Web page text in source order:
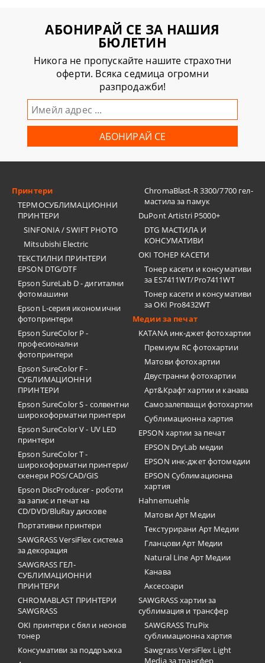
АБОНИРАЙ СЕ ЗА НАШИЯ
БЮЛЕТИН
Никога не пропускайте нашите страхотни
оферти. Всяка седмица огромни
разпродажби!
Принтери
ТЕРМОСУБЛИМАЦИОННИ
ПРИНТЕРИ
SINFONIA / SWIFT PHOTO
Mitsubishi Electric
ТЕКСТИЛНИ ПРИНТЕРИ
EPSON DTG/DTF
Epson SureLab D - дигитални
фотомашини
Epson L-серия икономични
фотопринтери
Epson SureColor P -
професионални
фотопринтери
Epson SureColor F -
СУБЛИМАЦИОННИ
ПРИНТЕРИ
Epson SureColor S - солвентни
широкоформатни принтери
Epson SureColor V - UV LED
принтери
Epson SureColor T -
широкоформатни принтери/
скенери POS/CAD/GIS
Epson DiscProducer - роботи
за запис и печат на
CD/DVD/BluRay дискове
Портативни принтери
SAWGRASS VersiFlex система
за декорация
SAWGRASS ГЕЛ-
СУБЛИМАЦИОННИ
ПРИНТЕРИ
CHROMABLAST ПРИНТЕРИ
SAWGRASS
OKI принтери с бял и неонов
тонер
Консумативи за поддръжка
ChromaBlast-R 3300/7700 гел-
мастила за памук
DuPont Artistri P5000+
DTG МАСТИЛА И
КОНСУМАТИВИ
OKI ТОНЕР КАСЕТИ
Тонер касети и консумативи
за ES7411WT/Pro7411WT
Тонер касети и консумативи
за OKI Pro8432WT
Медии за печат
KATANA инк-джет фотохартии
Премиум RC фотохартии
Матови фотохартии
Двустранни фотохартии
Арт&Крафт хартии и канава
Самозалепващи фотохартии
Сублимационна хартия
EPSON хартии за печат
EPSON DryLab медии
EPSON инк-джет фотомедии
EPSON Сублимационна
хартия
Hahnemuehle
Матови Арт Медии
Текстурирани Арт Медии
Гланцови Арт Медии
Natural Line Арт Медии
Канава
Аксесоари
SAWGRASS хартии за
сублимация и трансфер
SAWGRASS TruPix
сублимационна хартия
Sawgrass VersiFlex Light
Media за трансфер